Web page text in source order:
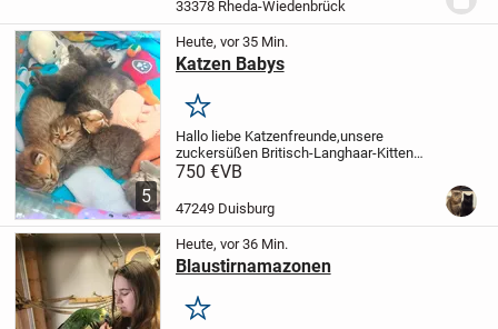
33378 Rheda-Wiedenbrück
5
Heute, vor 35 Min.
Katzen Babys
Merken
Hallo liebe Katzenfreunde,​unsere
zuckersüßen Britisch-Langhaar-Kitten
haben am 14.05. das Licht der Welt
verantwortungsvolles und liebevolles
neues Zuhause...
750 €VB
47249 Duisburg
Heute, vor 36 Min.
Blaustirnamazonen
Merken